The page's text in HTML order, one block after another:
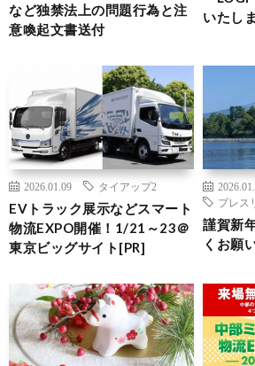
など独禁法上の問題行為と注
意喚起文書送付
いたし
2026.01.09 タイアップ2
EVトラック展示などスマート
物流EXPO開催！1/21～23＠
東京ビッグサイト[PR]
プレス
謹賀新
くお願